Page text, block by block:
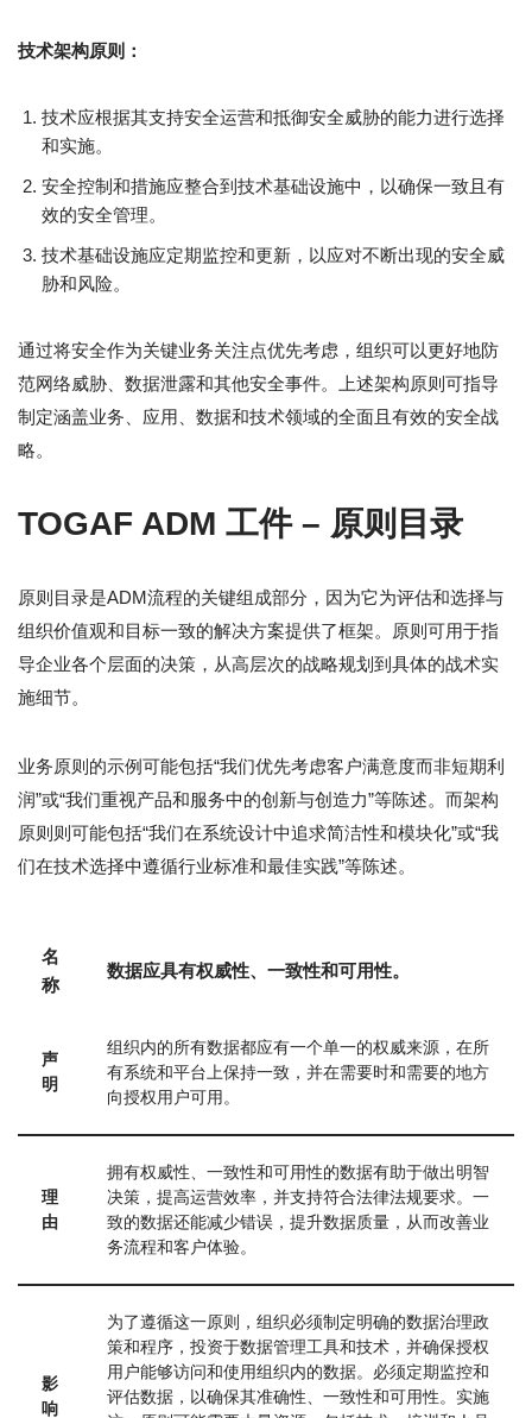
技术架构原则：
技术应根据其支持安全运营和抵御安全威胁的能力进行选择
和实施。
安全控制和措施应整合到技术基础设施中，以确保一致且有
效的安全管理。
技术基础设施应定期监控和更新，以应对不断出现的安全威
胁和风险。
通过将安全作为关键业务关注点优先考虑，组织可以更好地防
范网络威胁、数据泄露和其他安全事件。上述架构原则可指导
制定涵盖业务、应用、数据和技术领域的全面且有效的安全战
略。
TOGAF ADM 工件 – 原则目录
原则目录是ADM流程的关键组成部分，因为它为评估和选择与
组织价值观和目标一致的解决方案提供了框架。原则可用于指
导企业各个层面的决策，从高层次的战略规划到具体的战术实
施细节。
业务原则的示例可能包括“我们优先考虑客户满意度而非短期利
润”或“我们重视产品和服务中的创新与创造力”等陈述。而架构
原则则可能包括“我们在系统设计中追求简洁性和模块化”或“我
们在技术选择中遵循行业标准和最佳实践”等陈述。
名
称
数据应具有权威性、一致性和可用性。
声
明
组织内的所有数据都应有一个单一的权威来源，在所
有系统和平台上保持一致，并在需要时和需要的地方
向授权用户可用。
理
由
拥有权威性、一致性和可用性的数据有助于做出明智
决策，提高运营效率，并支持符合法律法规要求。一
致的数据还能减少错误，提升数据质量，从而改善业
务流程和客户体验。
影
响
为了遵循这一原则，组织必须制定明确的数据治理政
策和程序，投资于数据管理工具和技术，并确保授权
用户能够访问和使用组织内的数据。必须定期监控和
评估数据，以确保其准确性、一致性和可用性。实施